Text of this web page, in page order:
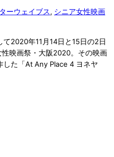
ーウェイブス, シニア女性映画
2020年11月14日と15日の2日
映画祭・大阪2020。その映画
た「At Any Place 4 ヨネヤ